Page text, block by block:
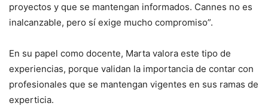
proyectos y que se mantengan informados. Cannes no es
inalcanzable, pero sí exige mucho compromiso”.
En su papel como docente, Marta valora este tipo de
experiencias, porque validan la importancia de contar con
profesionales que se mantengan vigentes en sus ramas de
experticia.